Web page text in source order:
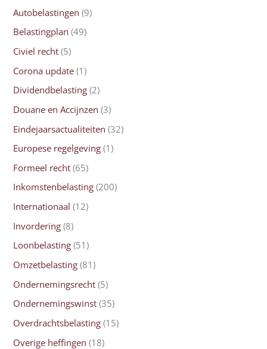
Autobelastingen (9)
Belastingplan (49)
Civiel recht (5)
Corona update (1)
Dividendbelasting (2)
Douane en Accijnzen (3)
Eindejaarsactualiteiten (32)
Europese regelgeving (1)
Formeel recht (65)
Inkomstenbelasting (200)
Internationaal (12)
Invordering (8)
Loonbelasting (51)
Omzetbelasting (81)
Ondernemingsrecht (5)
Ondernemingswinst (35)
Overdrachtsbelasting (15)
Overige heffingen (18)